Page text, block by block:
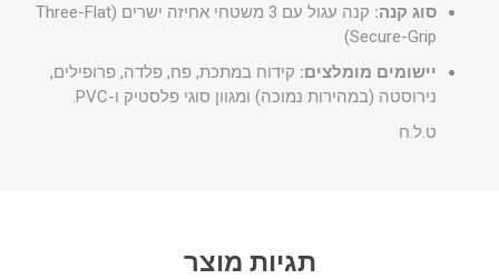
סוג קנה:
קנה עגול עם 3 משטחי אחיזה ישרים (Three-Flat
Secure-Grip)
יישומים מומלצים: קידוח במתכת, פח, פלדה, פרופילים,
נירוסטה (במהירות נמוכה) ומגוון סוגי פלסטיק ו-PVC.
ט.ל.ח
תגיות מוצר